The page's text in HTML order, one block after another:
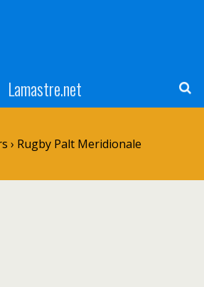
Lamastre.net
› Rugby Palt Meridionale